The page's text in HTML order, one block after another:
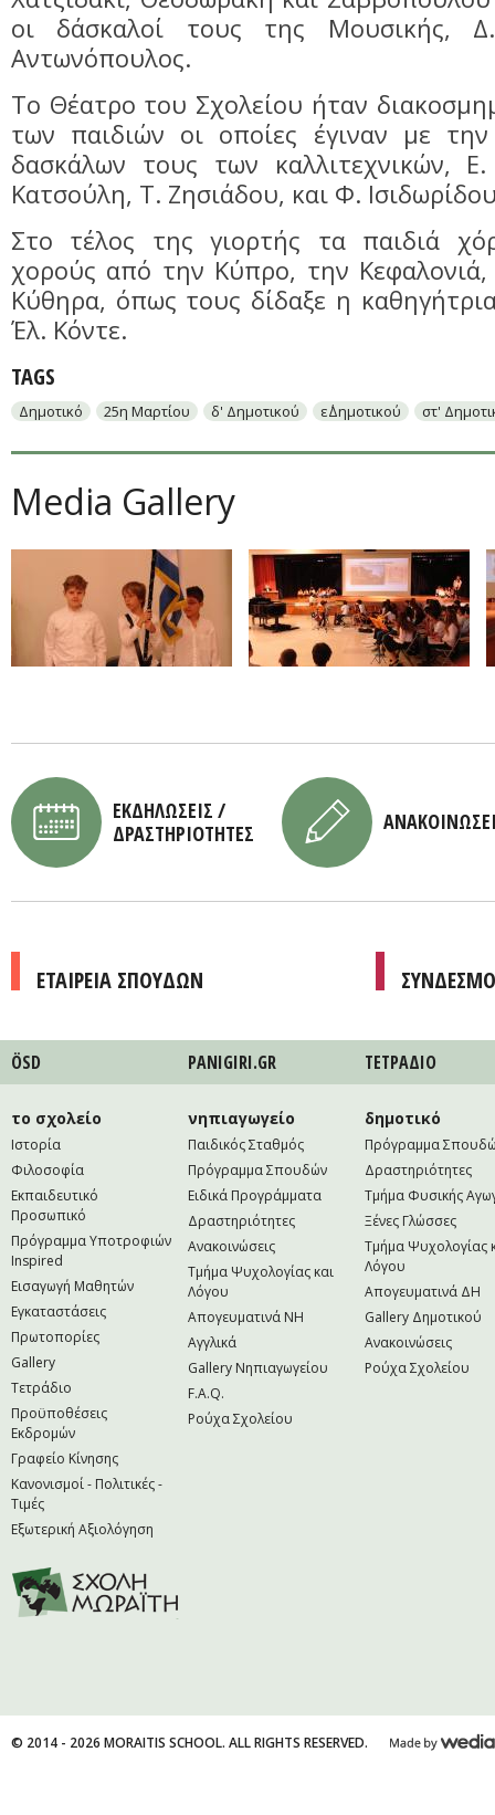
οι δάσκαλοί τους της Μουσικής,
Αντωνόπουλος.
Το Θέατρο του Σχολείου ήταν
των παιδιών οι οποίες έγιναν με
δασκάλων τους των καλλιτεχνικών,
Κατσούλη, Τ. Ζησιάδου, και Φ.
Στο τέλος της γιορτής τα παιδιά
χορούς από την Κύπρο, την
Κύθηρα, όπως τους δίδαξε η
Έλ. Κόντε.
TAGS
Δημοτικό 25η Μαρτίου δ' Δημοτικού ε΄Δημοτικού στ'
Media Gallery
ΕΚΔΗΛΩΣΕΙΣ /
ΔΡΑΣΤΗΡΙΟΤΗΤΕΣ
ΕΤΑΙΡΕΙΑ ΣΠΟΥΔΩΝ
ÖSD PANIGIRI.GR ΤΕΤΡAΔΙΟ
το σχολείο
Ιστορία
Φιλοσοφία
Εκπαιδευτικό
Προσωπικό
Πρόγραμμα Υποτροφιών
Inspired
Εισαγωγή Μαθητών
Εγκαταστάσεις
Πρωτοπορίες
Gallery
Τετράδιο
Προϋποθέσεις
Εκδρομών
Γραφείο Κίνησης
Κανονισμοί - Πολιτικές -
Τιμές
Εξωτερική Αξιολόγηση
νηπιαγωγείο
Παιδικός Σταθμός
Πρόγραμμα Σπουδών
Ειδικά Προγράμματα
Δραστηριότητες
Ανακοινώσεις
Τμήμα Ψυχολογίας και
Λόγου
Απογευματινά NH
Αγγλικά
Gallery Νηπιαγωγείου
F.A.Q.
Ρούχα Σχολείου
δημοτικό
Πρόγραμμα
Δραστηριότητες
Τμήμα Φυσικής
Ξένες Γλώσσες
Τμήμα Ψυχολογίας
Λόγου
Απογευματινά ΔΗ
Gallery Δημοτικού
Ανακοινώσεις
Ρούχα Σχολείου
© 2014 - 2026 MORAITIS SCHOOL. ALL RIGHTS RESERVED.